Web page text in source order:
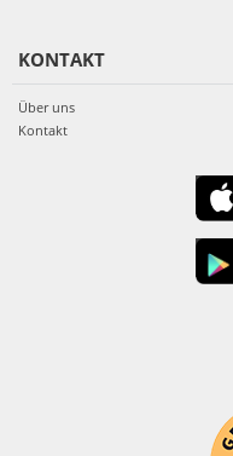
KONTAKT
Über uns
Kontakt